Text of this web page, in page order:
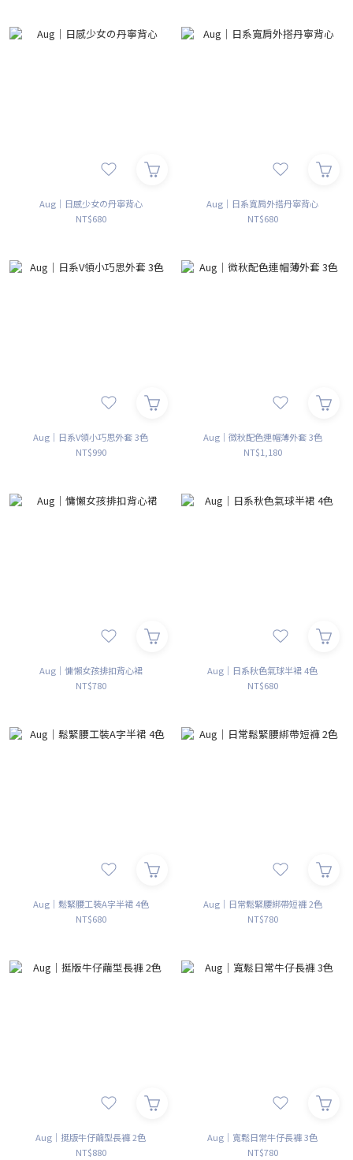
Aug｜日感少女の丹寧背心
NT$680
Aug｜日系寬肩外搭丹寧背心
NT$680
Aug｜日系V領小巧思外套 3色
NT$990
Aug｜微秋配色連帽薄外套 3色
NT$1,180
Aug｜慵懶女孩排扣背心裙
NT$780
Aug｜日系秋色氣球半裙 4色
NT$680
Aug｜鬆緊腰工裝A字半裙 4色
NT$680
Aug｜日常鬆緊腰綁帶短褲 2色
NT$780
Aug｜挺版牛仔繭型長褲 2色
NT$880
Aug｜寬鬆日常牛仔長褲 3色
NT$780